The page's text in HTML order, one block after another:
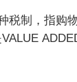
税制，指购
家明白亚马